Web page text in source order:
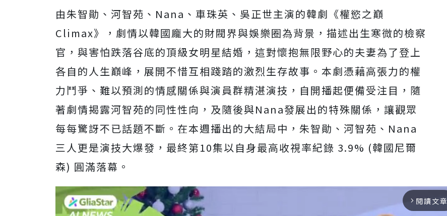
由朱智勛、河智苑、Nana、車珠英、吳正世主演的韓劇《權慾之巔
Climax》，劇情以韓國龐大的財閥界與娛樂圈為背景，描述出生寒微的檢察
官，與害怕跌落谷底的頂級女明星結婚，這對懷抱無限野心的夫妻為了登上
各自的人生巔峰，展開不惜互相踐踏的激烈生存故事。本劇憑藉高張力的權
力鬥爭、難以預測的情感關係與演員群精湛演技，自開播起便備受注目，隨
著劇情揭露河智苑的同性性向，及隨後與Nana發展出的特殊關係，讓觀眾
每每驚訝不已話題不斷。在本週播出的大結局中，朱智勛、河智苑、Nana
三人更是演技大爆發，最終第10集以自身最高收視率紀錄 3.9% (韓國尼爾
森) 圓滿落幕。
arrow_forward_ios 閱讀文章